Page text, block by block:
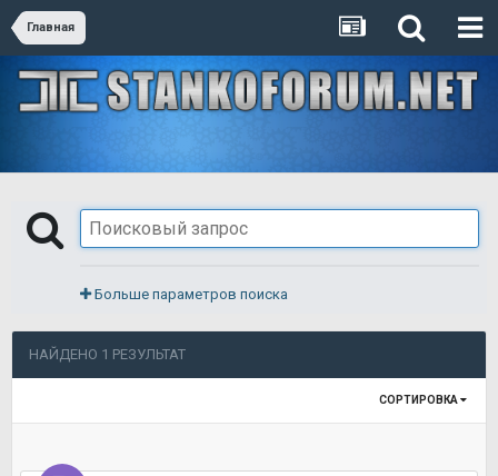
Главная
Больше параметров поиска
НАЙДЕНО 1 РЕЗУЛЬТАТ
СОРТИРОВКА